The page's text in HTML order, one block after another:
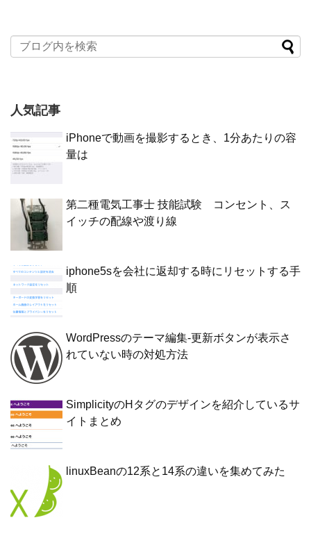
人気記事
iPhoneで動画を撮影するとき、1分あたりの容
量は
第二種電気工事士 技能試験 コンセント、ス
イッチの配線や渡り線
iphone5sを会社に返却する時にリセットする手
順
WordPressのテーマ編集-更新ボタンが表示さ
れていない時の対処方法
SimplicityのHタグのデザインを紹介しているサ
イトまとめ
linuxBeanの12系と14系の違いを集めてみた